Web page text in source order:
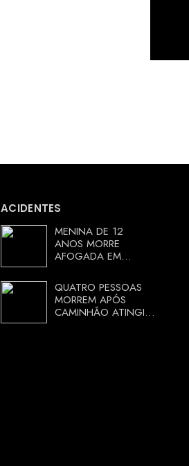
ACIDENTES
MENINA DE 12
ANOS MORRE
AFOGADA EM
RURAL DE ARACI,
BAHIA; POLÍCIA
INVESTIGA
CIRCUNSTÂNCIAS
QUATRO PESSOAS
MORREM APÓS
CAMINHÃO ATINGIR